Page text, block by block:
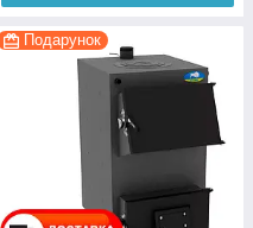
Подарунок